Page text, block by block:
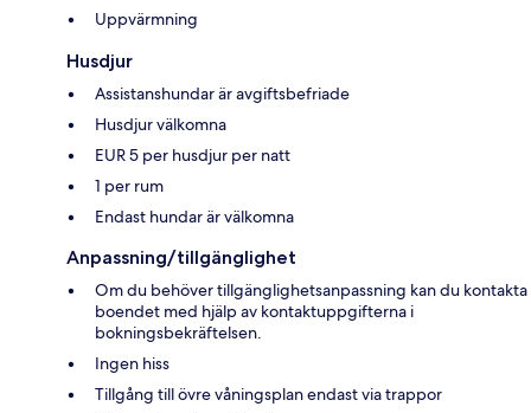
Uppvärmning
Husdjur
Assistanshundar är avgiftsbefriade
Husdjur välkomna
EUR 5 per husdjur per natt
1 per rum
Endast hundar är välkomna
Anpassning/tillgänglighet
Om du behöver tillgänglighetsanpassning kan du kontakta
boendet med hjälp av kontaktuppgifterna i
bokningsbekräftelsen.
Ingen hiss
Tillgång till övre våningsplan endast via trappor